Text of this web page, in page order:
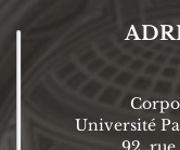
Corpo
Université